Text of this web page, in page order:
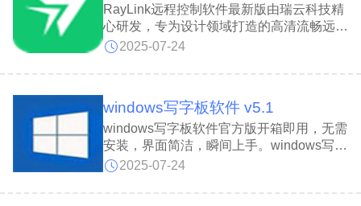
RayLink远程控制软件最新版由瑞云科技精
心研发，专为设计领域打造的高清流畅远程
控制工具。RayLink远程控制软件致力于为
业移动办公方案。RayLink远程控制软件适
涵盖3D设计、CG动画制作、视觉特效、建
筑规划、影视后期、广播电视节目制作、编
程开发以及游戏开发测试等领域。
2025-07-24
windows写字板软件 v5.1
windows写字板软件官方版开箱即用，无需
安装，界面简洁，瞬间上手。windows写字
板软件提供项目符号、文字颜色、图片插
让排版更高效。windows写字板软件无论是
2025-07-24